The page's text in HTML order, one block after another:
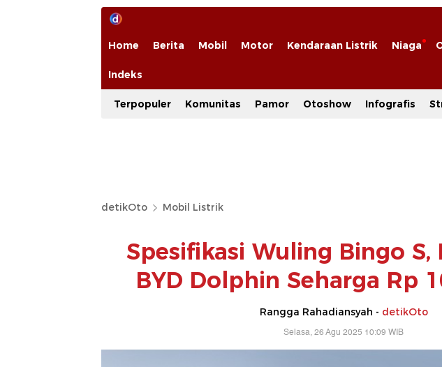
Home Berita Mobil Motor Kendaraan Listrik Niaga
Indeks
Terpopuler Komunitas Pamor Otoshow Infografis
detikOto Mobil Listrik
Spesifikasi Wuling Bingo S,
BYD Dolphin Seharga Rp
Rangga Rahadiansyah - detikOto
Selasa, 26 Agu 2025 10:09 WIB